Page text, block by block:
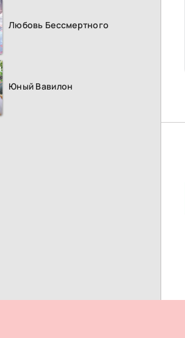
Любовь Бессмертного
Юный Вавилон